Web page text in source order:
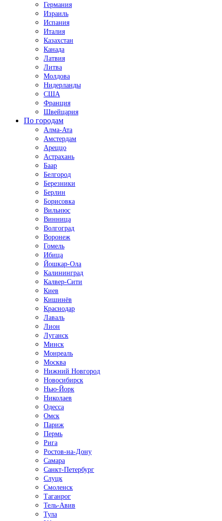
Германия
Израиль
Испания
Италия
Казахстан
Канада
Латвия
Литва
Молдова
Нидерланды
США
Франция
Швейцария
По городам
Алма-Ата
Амстердам
Ареццо
Астрахань
Баар
Белгород
Березники
Берлин
Борисовка
Вильнюс
Винница
Волгоград
Воронеж
Гомель
Ибица
Йошкар-Ола
Калининград
Калвер-Сити
Киев
Кишинёв
Краснодар
Лаваль
Лион
Луганск
Минск
Монреаль
Москва
Нижний Новгород
Новосибирск
Нью-Йорк
Николаев
Одесса
Омск
Париж
Пермь
Рига
Ростов-на-Дону
Самара
Санкт-Петербург
Слуцк
Смоленск
Таганрог
Тель-Авив
Тула